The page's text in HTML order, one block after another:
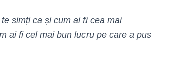
simți ca și cum ai fi cea mai
ai fi cel mai bun lucru pe care a pus